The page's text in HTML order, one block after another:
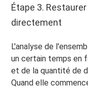
Étape 3.
directement
L'analyse de
un certain temps en
et de la quantité de
Quand elle